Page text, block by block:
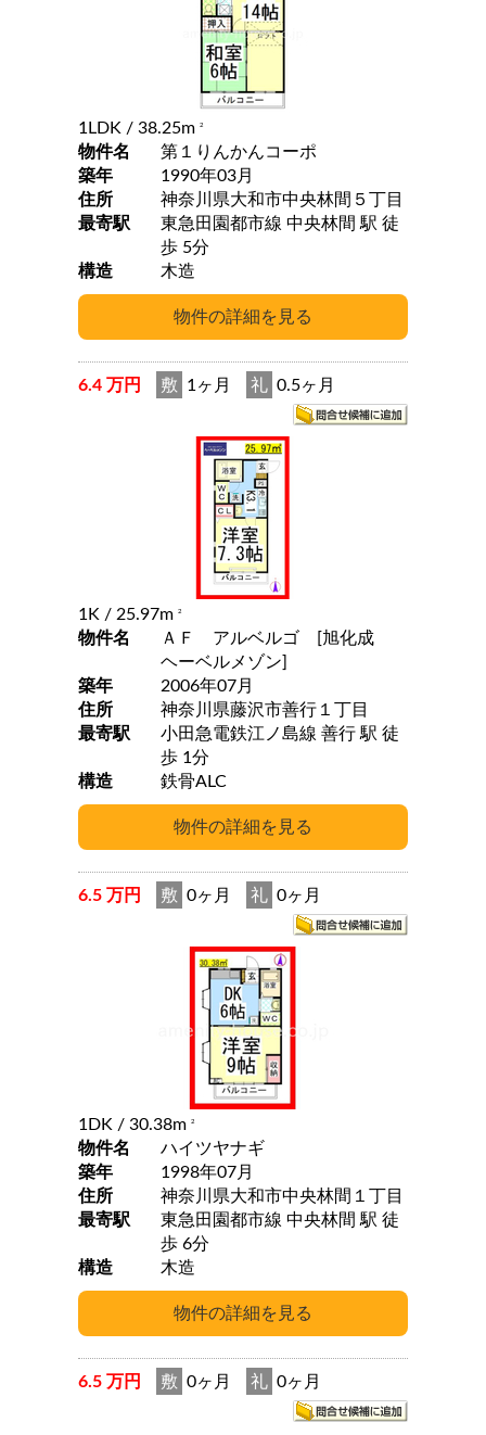
1LDK / 38.25m 2
物件名
第１りんかんコーポ
築年
1990年03月
住所
神奈川県大和市中央林間５丁目
最寄駅
東急田園都市線 中央林間 駅 徒
歩 5分
構造
木造
6.4 万円 敷 1ヶ月 礼 0.5ヶ月
1K / 25.97m 2
物件名
ＡＦ アルベルゴ [旭化成
ヘーベルメゾン]
築年
2006年07月
住所
神奈川県藤沢市善行１丁目
最寄駅
小田急電鉄江ノ島線 善行 駅 徒
歩 1分
構造
鉄骨ALC
6.5 万円 敷 0ヶ月 礼 0ヶ月
1DK / 30.38m 2
物件名
ハイツヤナギ
築年
1998年07月
住所
神奈川県大和市中央林間１丁目
最寄駅
東急田園都市線 中央林間 駅 徒
歩 6分
構造
木造
6.5 万円 敷 0ヶ月 礼 0ヶ月